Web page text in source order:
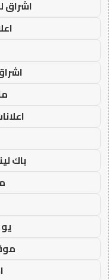
اشراق
باك